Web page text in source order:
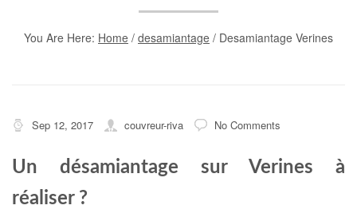
You Are Here: Home / desamiantage / Desamiantage Verines
Sep 12, 2017 couvreur-riva No Comments
Un désamiantage sur Verines à
réaliser ?